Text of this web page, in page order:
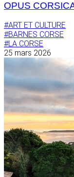
OPUS
#ART ET CULTURE
#BARNES CORSE
#LA CORSE
25 mars 2026